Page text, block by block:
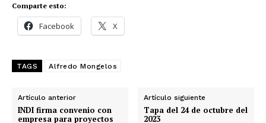
Comparte esto:
Facebook X
TAGS Alfredo Mongelos
Artículo anterior
INDI firma convenio con
empresa para proyectos
Artículo siguiente
Tapa del 24 de octubre del
2023